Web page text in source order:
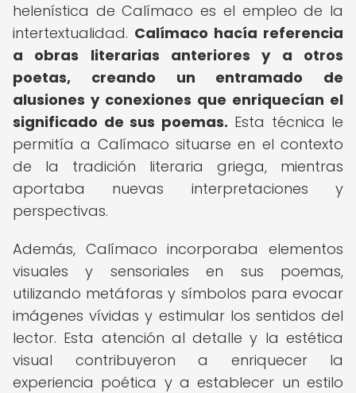
helenística de Calímaco es el empleo de la
intertextualidad. Calímaco hacía referencia
a obras literarias anteriores y a otros
poetas, creando un entramado de
alusiones y conexiones que enriquecían el
significado de sus poemas. Esta técnica le
permitía a Calímaco situarse en el contexto
de la tradición literaria griega, mientras
aportaba nuevas interpretaciones y
perspectivas.
Además, Calímaco incorporaba elementos
visuales y sensoriales en sus poemas,
utilizando metáforas y símbolos para evocar
imágenes vívidas y estimular los sentidos del
lector. Esta atención al detalle y la estética
visual contribuyeron a enriquecer la
experiencia poética y a establecer un estilo